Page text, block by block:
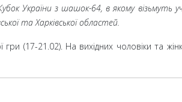
України з шашок-64, в якому візьмуть
та Харківської областей.
гри (17-21.02). На вихідних чоловіки та